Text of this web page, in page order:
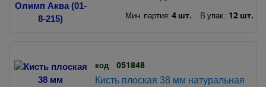
Мин. партия: 4 шт. В упак.: 12 шт.
код 051848
Кисть плоская 38 мм натуральная